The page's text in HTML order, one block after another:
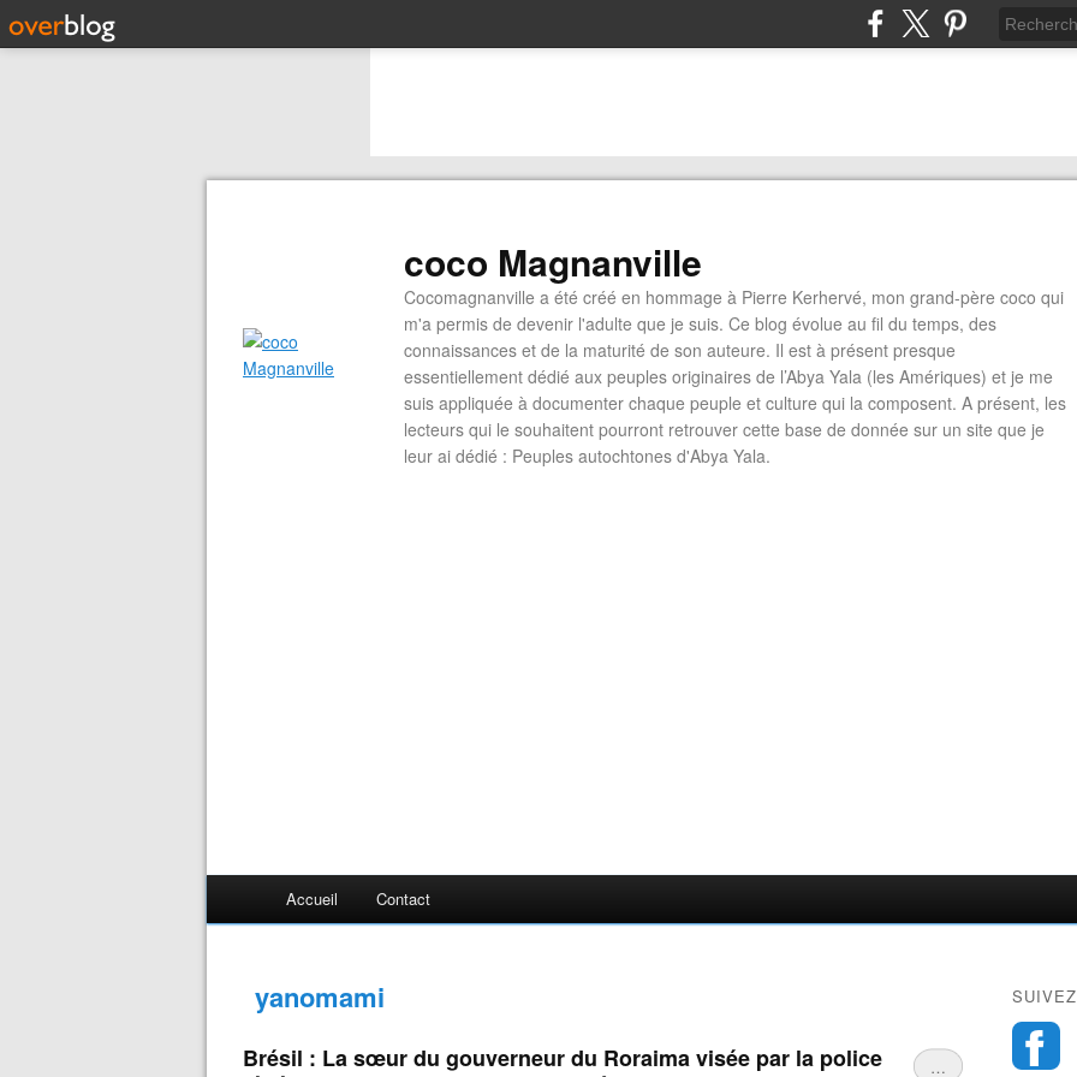
coco Magnanville
Cocomagnanville a été créé en hommage à Pierre Kerhervé, mon grand-père coco qui
m'a permis de devenir l'adulte que je suis. Ce blog évolue au fil du temps, des
connaissances et de la maturité de son auteure. Il est à présent presque
essentiellement dédié aux peuples originaires de l’Abya Yala (les Amériques) et je me
suis appliquée à documenter chaque peuple et culture qui la composent. A présent, les
lecteurs qui le souhaitent pourront retrouver cette base de donnée sur un site que je
leur ai dédié : Peuples autochtones d'Abya Yala.
Accueil Contact
yanomami
…
Brésil : La sœur du gouverneur du Roraima visée par la police